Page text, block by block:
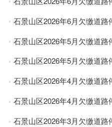
石景山区2026年6月欠缴道路
石景山区2026年5月欠缴道路
石景山区2026年5月欠缴道路
石景山区2026年4月欠缴道路
石景山区2026年4月欠缴道路
石景山区2026年3月欠缴道路